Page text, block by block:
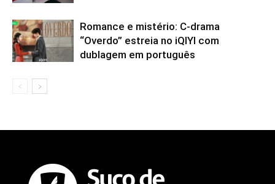
Romance e mistério: C-drama
“Overdo” estreia no iQIYI com
dublagem em português